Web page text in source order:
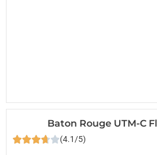
Baton Rouge UTM-C
(4.1/5)